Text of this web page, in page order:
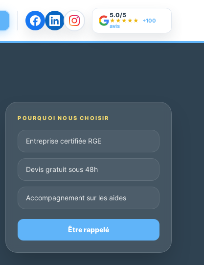
5.0/5
★★★★★ +100
avis
POURQUOI NOUS CHOISIR
Entreprise certifiée RGE
Devis gratuit sous 48h
Accompagnement sur les aides
Être rappelé